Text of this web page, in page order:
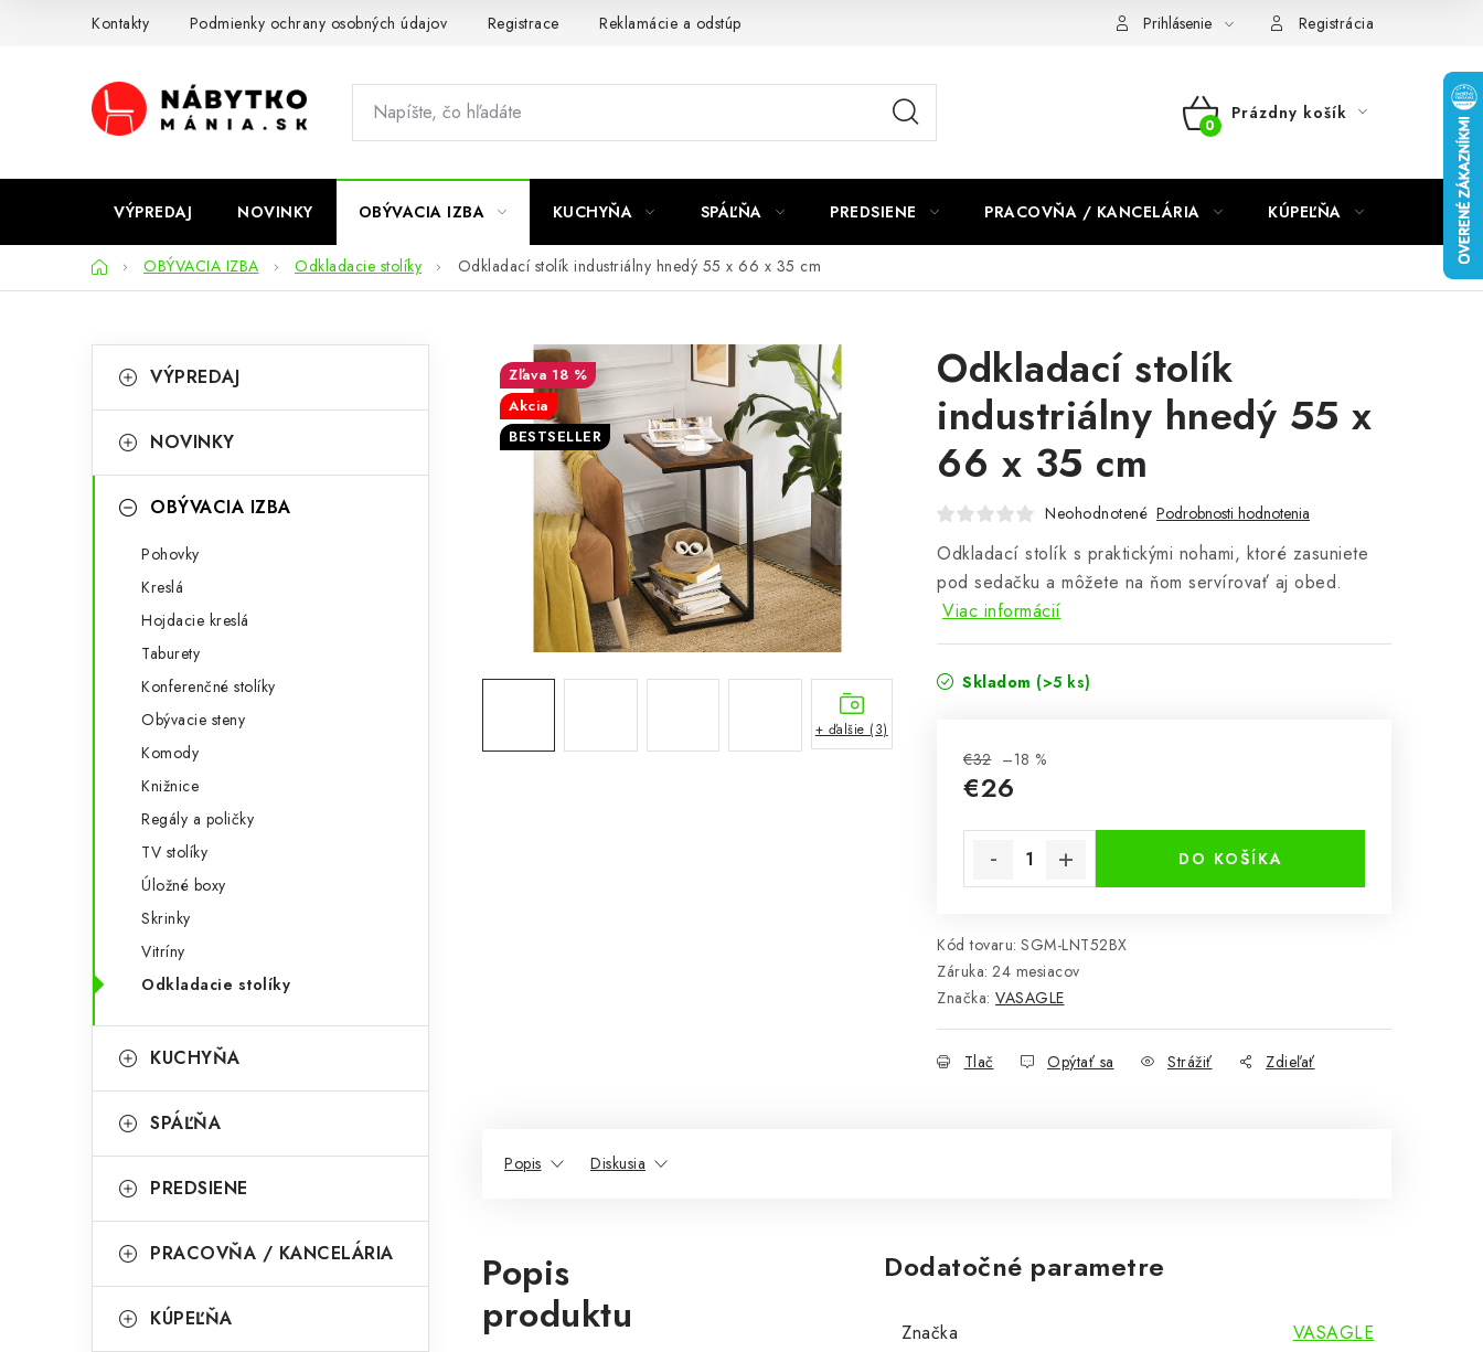
Kontakty Podmienky ochrany osobných údajov Registrace Reklamácie a odstúpenie od zmluvy Prihlásenie Registrácia
NÁKUPNÝ
Prázdny košík
VÝPREDAJ NOVINKY OBÝVACIA IZBA KUCHYŇA SPÁĽŇA PREDSIENE PRACOVŇA / KANCELÁRIA KÚPEĽŇA
DomovOBÝVACIA IZBA Odkladacie stolíky Odkladací stolík industriálny hnedý 55 x 66 x 35 cm
o
n
kategórie
a
e
VÝPREDAJ
NOVINKY
OBÝVACIA IZBA
Pohovky
Kreslá
Hojdacie kreslá
Taburety
Konferenčné stolíky
Obývacie steny
Komody
Knižnice
Regály a poličky
TV stolíky
Úložné boxy
Skrinky
Vitríny
Odkladacie stolíky
KUCHYŇA
SPÁĽŇA
PREDSIENE
PRACOVŇA / KANCELÁRIA
KÚPEĽŇA
Odkladací stolík
industriálny hnedý 55 x
66 x 35 cm
Neohodnotené Podrobnosti hodnotenia
Odkladací stolík s praktickými nohami, ktoré zasuniete
pod sedačku a môžete na ňom servírovať aj obed.
Viac informácií
Skladom (>5 ks)
€32 –18 %
€26
DO KOŠÍKA
Kód tovaru: SGM-LNT52BX
Záruka: 24 mesiacov
Značka: VASAGLE
Tlač Opýtať sa Strážiť Zdieľať
18 %
Akcia
BESTSELLER
+ ďalšie (3)
Popis Diskusia
Popis
produktu
Dodatočné parametre
Značka VASAGLE